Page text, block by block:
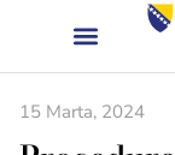
15 Marta, 2024